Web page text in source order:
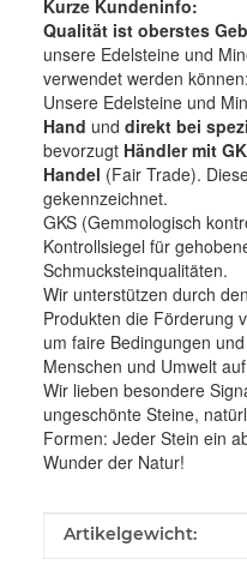
Kurze Kundeninfo:
Qualität ist oberstes
unsere Edelsteine und
verwendet werden können:
Unsere Edelsteine und
Hand und direkt bei
bevorzugt Händler mit
Handel (Fair Trade).
gekennzeichnet.
GKS (Gemmologisch
Kontrollsiegel für
Schmucksteinqualitäten.
Wir unterstützen durch
Produkten die Förderung
um faire Bedingungen
Menschen und Umwelt
Wir lieben besondere
ungeschönte Steine,
Formen: Jeder Stein ein
Wunder der Natur!
Produkteigenschaft
Wert
Artikelgewicht: